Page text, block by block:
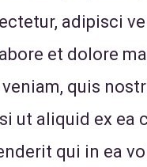
adipisci
et dolore
quis
ut aliquid ex ea
qui in ea